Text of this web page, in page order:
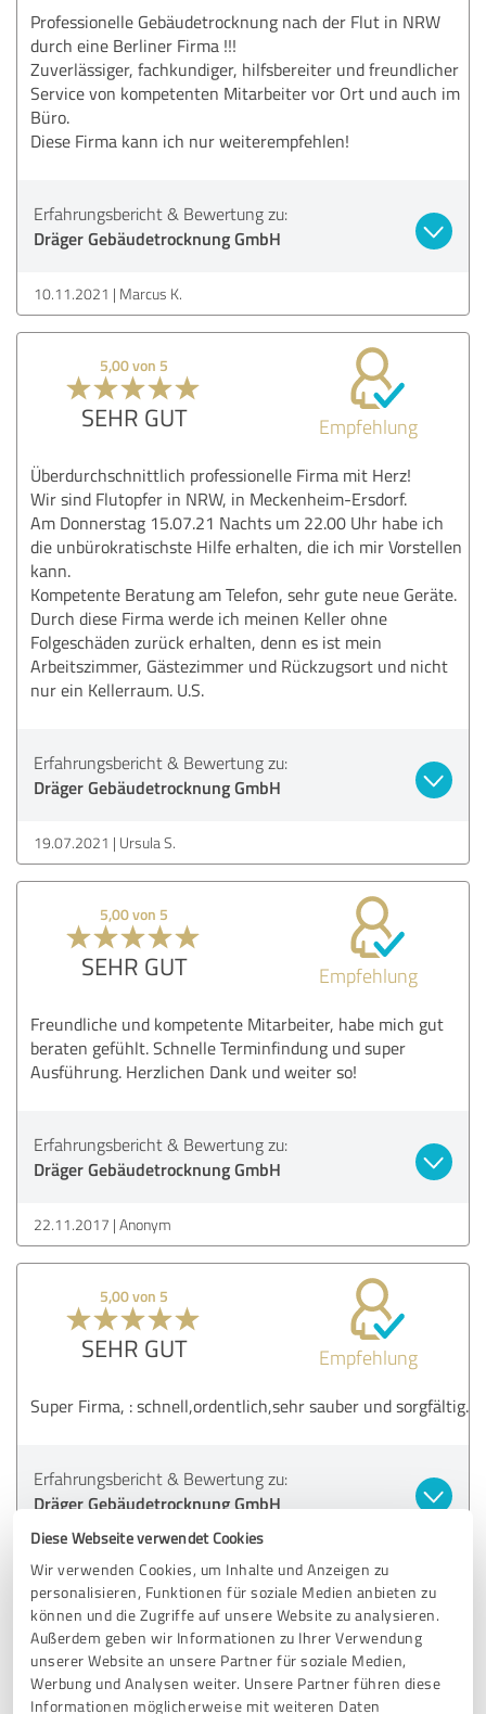
Diese Webseite verwendet Cookies
Wir verwenden Cookies, um Inhalte und Anzeigen zu
personalisieren, Funktionen für soziale Medien anbieten zu
können und die Zugriffe auf unsere Website zu analysieren.
Außerdem geben wir Informationen zu Ihrer Verwendung
unserer Website an unsere Partner für soziale Medien,
Werbung und Analysen weiter. Unsere Partner führen diese
Informationen möglicherweise mit weiteren Daten
Professionelle Gebäudetrocknung nach der Flut in NRW
durch eine Berliner Firma !!!
Zuverlässiger, fachkundiger, hilfsbereiter und freundlicher
Service von kompetenten Mitarbeiter vor Ort und auch im
Büro.
Diese Firma kann ich nur weiterempfehlen!
Erfahrungsbericht & Bewertung zu:
Dräger Gebäudetrocknung GmbH
10.11.2021 Marcus K.
5,00 von 5
SEHR GUT Empfehlung
Überdurchschnittlich professionelle Firma mit Herz!
Wir sind Flutopfer in NRW, in Meckenheim-Ersdorf.
Am Donnerstag 15.07.21 Nachts um 22.00 Uhr habe ich
die unbürokratischste Hilfe erhalten, die ich mir Vorstellen
kann.
Kompetente Beratung am Telefon, sehr gute neue Geräte.
Durch diese Firma werde ich meinen Keller ohne
Folgeschäden zurück erhalten, denn es ist mein
Arbeitszimmer, Gästezimmer und Rückzugsort und nicht
nur ein Kellerraum. U.S.
Erfahrungsbericht & Bewertung zu:
Dräger Gebäudetrocknung GmbH
19.07.2021 Ursula S.
5,00 von 5
SEHR GUT Empfehlung
Freundliche und kompetente Mitarbeiter, habe mich gut
beraten gefühlt. Schnelle Terminfindung und super
Ausführung. Herzlichen Dank und weiter so!
Erfahrungsbericht & Bewertung zu:
Dräger Gebäudetrocknung GmbH
22.11.2017 Anonym
5,00 von 5
SEHR GUT Empfehlung
Super Firma, : schnell,ordentlich,sehr sauber und sorgfältig.
Erfahrungsbericht & Bewertung zu:
Dräger Gebäudetrocknung GmbH
5,00 von 5
SEHR GUT Empfehlung